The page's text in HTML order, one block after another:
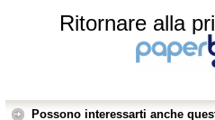
Ritornare alla
Possono interessarti anche